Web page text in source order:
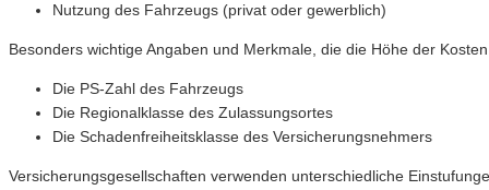
Nutzung des Fahrzeugs (privat oder gewerblich)
Besonders wichtige Angaben und Merkmale, die die Höhe der
Die PS-Zahl des Fahrzeugs
Die Regionalklasse des Zulassungsortes
Die Schadenfreiheitsklasse des Versicherungsnehmers
Versicherungsgesellschaften verwenden unterschiedliche